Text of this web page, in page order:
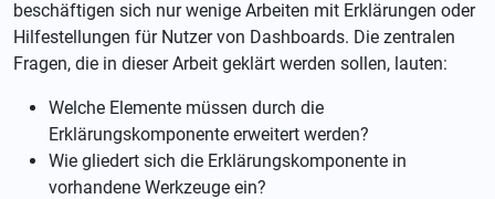
beschäftigen sich nur wenige Arbeiten mit Erklärungen oder
Hilfestellungen für Nutzer von Dashboards. Die zentralen
Fragen, die in dieser Arbeit geklärt werden sollen, lauten:
Welche Elemente müssen durch die
Erklärungskomponente erweitert werden?
Wie gliedert sich die Erklärungskomponente in
vorhandene Werkzeuge ein?